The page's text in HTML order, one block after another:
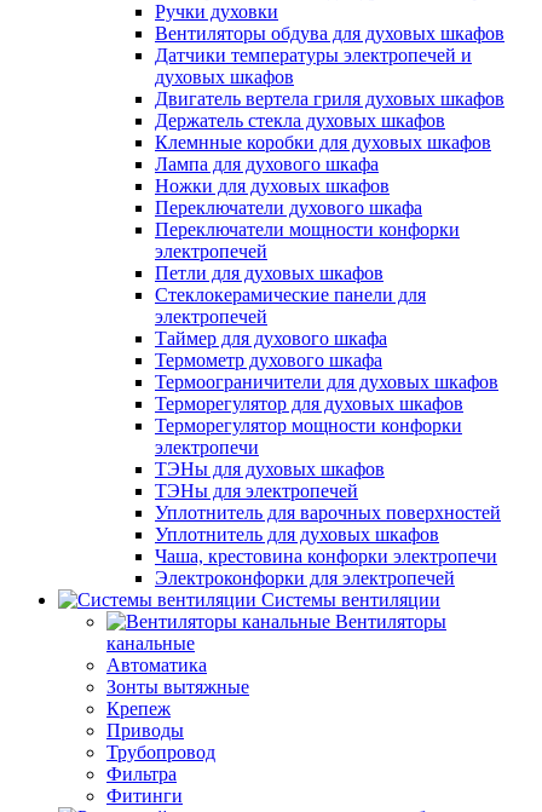
Ручки духовки
Вентиляторы обдува для духовых шкафов
Датчики температуры электропечей и
духовых шкафов
Двигатель вертела гриля духовых шкафов
Держатель стекла духовых шкафов
Клемнные коробки для духовых шкафов
Лампа для духового шкафа
Ножки для духовых шкафов
Переключатели духового шкафа
Переключатели мощности конфорки
электропечей
Петли для духовых шкафов
Стеклокерамические панели для
электропечей
Таймер для духового шкафа
Термометр духового шкафа
Термоограничители для духовых шкафов
Терморегулятор для духовых шкафов
Терморегулятор мощности конфорки
электропечи
ТЭНы для духовых шкафов
ТЭНы для электропечей
Уплотнитель для варочных поверхностей
Уплотнитель для духовых шкафов
Чаша, крестовина конфорки электропечи
Электроконфорки для электропечей
Системы вентиляции
Вентиляторы
канальные
Автоматика
Зонты вытяжные
Крепеж
Приводы
Трубопровод
Фильтра
Фитинги